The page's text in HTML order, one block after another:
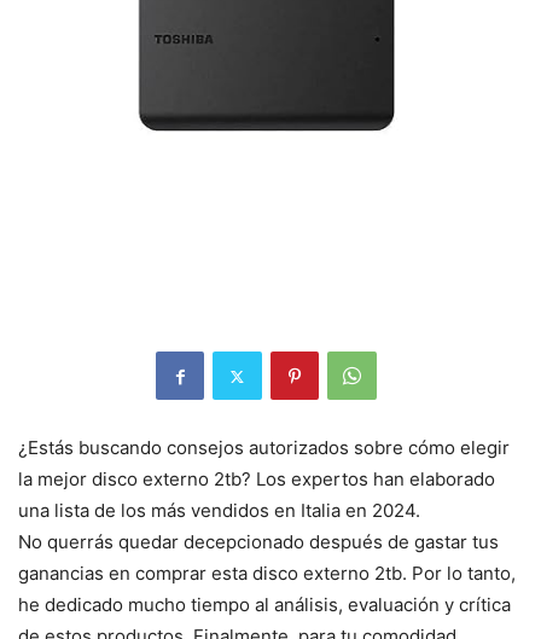
¿Estás buscando consejos autorizados sobre cómo elegir
la mejor disco externo 2tb? Los expertos han elaborado
una lista de los más vendidos en Italia en 2024.
No querrás quedar decepcionado después de gastar tus
ganancias en comprar esta disco externo 2tb. Por lo tanto,
he dedicado mucho tiempo al análisis, evaluación y crítica